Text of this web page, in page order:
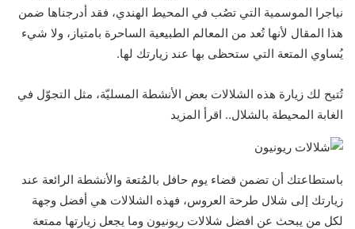
نياجرا الموسمية التي تصُب في المحيط الهندي، فقد أدرجناها ضمن
هذا المقال لأنها تُعد من المعالم الطبيعية الساحرة بامتياز، ولا شيء
يُساوي المتعة التي ستحظى بها عند زيارتك لها.
تُتيح لك زيارة هذه الشلالات بعض الأنشطة المسليّة، مثل التجوّل في
الغابة المحيطة بالشلال.. اقرأ المزيد
باستطاعتك أن تضمن قضاء يوم حافل بالمُتعة والأنشطة الرائعة عند
زيارتك إلى شلال طرحة العروس، فهذه الشلالات هي أفضل وجهة
لكل من يبحث عن افضل شلالات ريونيون وما يجعل زيارتها ممتعة